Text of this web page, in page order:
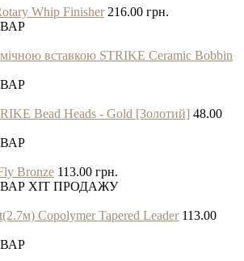
Whip Finisher 216.00 грн.
вставкою STRIKE Ceramic Bobbin
Bead Heads - Gold [Золотий] 48.00
Bronze 113.00 грн.
ХІТ ПРОДАЖУ
Copolymer Tapered Leader 113.00